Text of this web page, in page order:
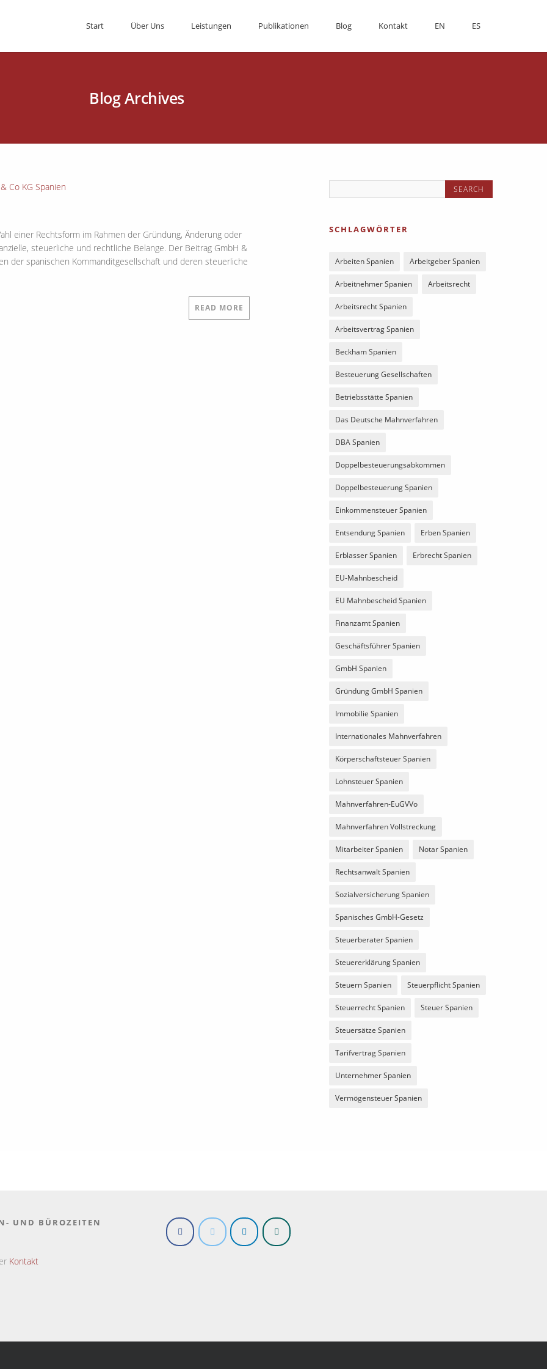
Start Über Uns Leistungen Publikationen Blog Kontakt EN ES
Blog Archives
einer Rechtsform im Rahmen der Gründung, Änderung oder
steuerliche und rechtliche Belange. Der Beitrag GmbH &
der spanischen Kommanditgesellschaft und deren steuerliche
READ MORE
SCHLAGWÖRTER
Arbeiten Spanien Arbeitgeber Spanien
Arbeitnehmer Spanien Arbeitsrecht
Arbeitsrecht Spanien
Arbeitsvertrag Spanien
Beckham Spanien
Besteuerung Gesellschaften
Betriebsstätte Spanien
Das Deutsche Mahnverfahren
DBA Spanien
Doppelbesteuerungsabkommen
Doppelbesteuerung Spanien
Einkommensteuer Spanien
Entsendung Spanien Erben Spanien
Erblasser Spanien Erbrecht Spanien
EU-Mahnbescheid
EU Mahnbescheid Spanien
Finanzamt Spanien
Geschäftsführer Spanien
GmbH Spanien
Gründung GmbH Spanien
Immobilie Spanien
Internationales Mahnverfahren
Körperschaftsteuer Spanien
Lohnsteuer Spanien
Mahnverfahren-EuGVVo
Mahnverfahren Vollstreckung
Mitarbeiter Spanien Notar Spanien
Rechtsanwalt Spanien
Sozialversicherung Spanien
Spanisches GmbH-Gesetz
Steuerberater Spanien
Steuererklärung Spanien
Steuern Spanien Steuerpflicht Spanien
Steuerrecht Spanien Steuer Spanien
Steuersätze Spanien
Tarifvertrag Spanien
Unternehmer Spanien
Vermögensteuer Spanien
UND BÜROZEITEN
Kontakt